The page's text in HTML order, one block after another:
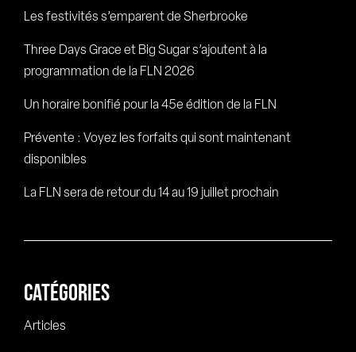
Les festivités s’emparent de Sherbrooke
Three Days Grace et Big Sugar s’ajoutent à la
programmation de la FLN 2026
Un horaire bonifié pour la 45e édition de la FLN
Prévente : Voyez les forfaits qui sont maintenant
disponibles
La FLN sera de retour du 14 au 19 juillet prochain
CATÉGORIES
Articles